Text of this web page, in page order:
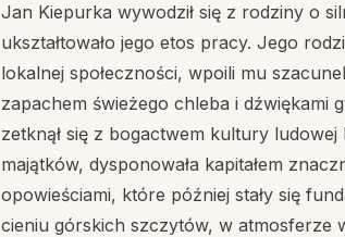
Jan Kiepurka wywodził się z rodziny o
ukształtowało jego etos pracy. Jego
lokalnej społeczności, wpoili mu
zapachem świeżego chleba i dźwiękami
zetknął się z bogactwem kultury ludowej
majątków, dysponowała kapitałem
opowieściami, które później stały się
cieniu górskich szczytów, w atmosferze